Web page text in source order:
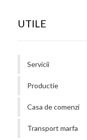
UTILE
Servicii
Productie
Casa de comenzi
Transport marfa